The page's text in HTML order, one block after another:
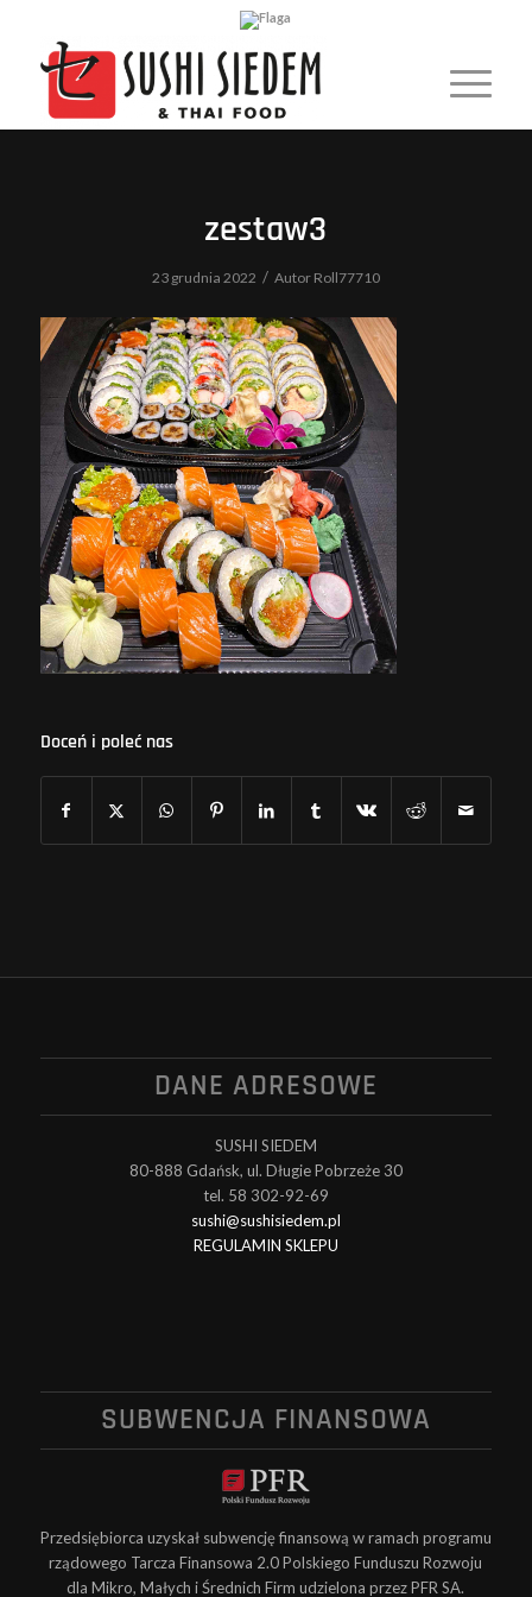
zestaw3
23 grudnia 2022 / Autor Roll77710
Doceń i poleć nas
DANE ADRESOWE
SUSHI SIEDEM
80-888 Gdańsk, ul. Długie Pobrzeże 30
tel. 58 302-92-69
sushi@sushisiedem.pl
REGULAMIN SKLEPU
SUBWENCJA FINANSOWA
Przedsiębiorca uzyskał subwencję finansową w ramach programu
rządowego Tarcza Finansowa 2.0 Polskiego Funduszu Rozwoju
dla Mikro, Małych i Średnich Firm udzielona przez PFR SA.